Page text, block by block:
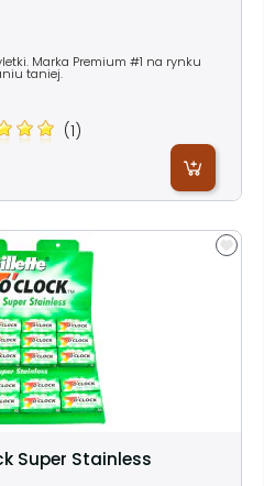
Marka Premium #1 na rynku
taniej.
(1)
Super Stainless